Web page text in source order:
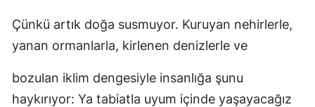
Çünkü artık doğa susmuyor. Kuruyan nehirlerle,
yanan ormanlarla, kirlenen denizlerle ve
bozulan iklim dengesiyle insanlığa şunu
haykırıyor: Ya tabiatla uyum içinde yaşayacağız